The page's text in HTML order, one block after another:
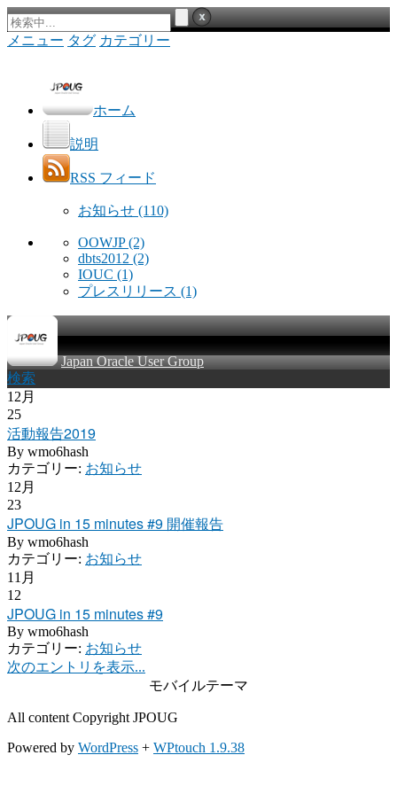
メニュー タグ カテゴリー
ホーム
説明
RSS フィード
お知らせ (110)
OOWJP(2)
dbts2012 (2)
IOUC (1)
プレスリリース (1)
Japan Oracle User Group
検索
12月
25
活動報告2019
By wmo6hash
カテゴリー: お知らせ
12月
23
JPOUG in 15 minutes #9 開催報告
By wmo6hash
カテゴリー: お知らせ
11月
12
JPOUG in 15 minutes #9
By wmo6hash
カテゴリー: お知らせ
次のエントリを表示...
モバイルテーマ
All content Copyright JPOUG
Powered by WordPress + WPtouch 1.9.38